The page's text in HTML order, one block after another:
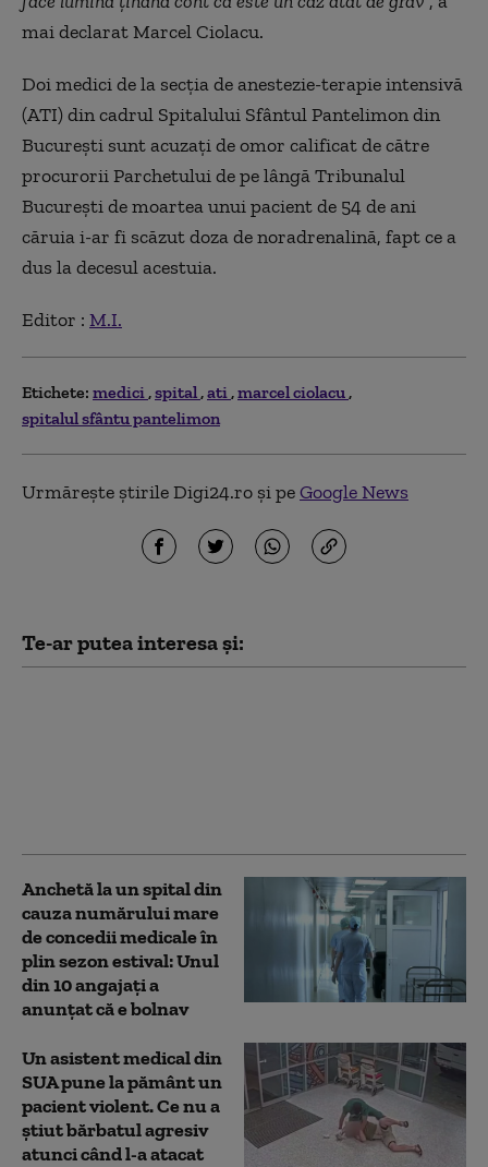
mai declarat Marcel Ciolacu.
Doi medici de la secţia de anestezie-terapie intensivă
(ATI) din cadrul Spitalului Sfântul Pantelimon din
Bucureşti sunt acuzaţi de omor calificat de către
procurorii Parchetului de pe lângă Tribunalul
Bucureşti de moartea unui pacient de 54 de ani
căruia i-ar fi scăzut doza de noradrenalină, fapt ce a
dus la decesul acestuia.
Editor : M.I.
Etichete: medici spital ati marcel ciolacu
spitalul sfântu pantelimon
Urmărește știrile Digi24.ro și peGoogle News
Te-ar putea interesa și:
Anchetă la un spital din
cauza numărului mare
de concedii medicale în
plin sezon estival: Unul
din 10 angajați a
anunțat că e bolnav
Un asistent medical din
SUA pune la pământ un
pacient violent. Ce nu a
știut bărbatul agresiv
atunci când l-a atacat